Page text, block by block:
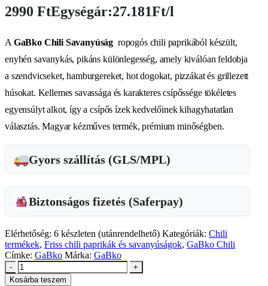
2990 FtEgységár:27.181Ft/l
AGaBko Chili Savanyúság ropogós chili paprikából készült,
enyhén savanykás, pikáns különlegesség, amely kiválóan feldobja
a szendvicseket, hamburgereket, hot dogokat, pizzákat és grillezett
húsokat. Kellemes savassága és karakteres csípőssége tökéletes
egyensúlyt alkot, így a csípős ízek kedvelőinek kihagyhatatlan
választás. Magyar kézműves termék, prémium minőségben.
Gyors szállítás (GLS/MPL)
Biztonságos fizetés (Saferpay)
Elérhetőség: 6 készleten (utánrendelhető) Kategóriák: Chili
termékek, Friss chili paprikák és savanyúságok, GaBko Chili
Címke: GaBko Márka: GaBko
-
+
Kosárba teszem